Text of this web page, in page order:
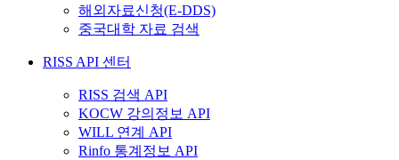
해외자료신청(E-DDS)
중국대학 자료 검색
RISS API 센터
RISS 검색 API
KOCW 강의정보 API
WILL 연계 API
Rinfo 통계정보 API